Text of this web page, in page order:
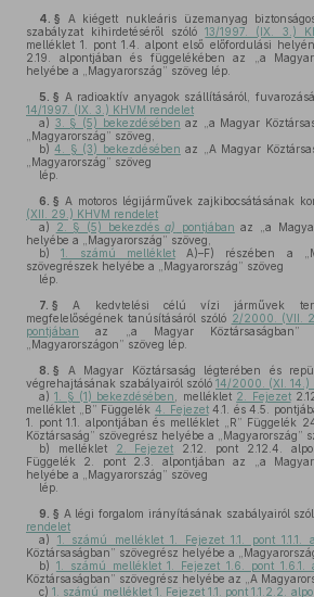
4. § A kiégett nukleáris üzemanyag
szabályzat kihirdetéséről szóló13/1997. (IX. 3.)
melléklet 1. pont 1.4. alpont első előfordulási
2.19. alpontjában és függelékében az „a Magyar
helyébe a „Magyarország” szöveg lép.
5. § A radioaktív anyagok szállításáról,
14/1997. (IX. 3.) KHVM rendelet
a) 3. § (5) bekezdésében az „a Magyar
„Magyarország” szöveg,
b) 4. § (3) bekezdésében az „A Magyar
„Magyarország” szöveg
lép.
6. § A motoros légijárművek zajkibocsátásának
(XII. 29.) KHVM rendelet
a)
2. § (5) bekezdésa) pontjában az „a
helyébe a „Magyarország” szöveg,
b)
1. számú mellékletA)–F) részében a
szövegrészek helyébe a „Magyarország” szöveg
lép.
7. § A kedvtelési célú vízi járművek
megfelelőségének tanúsításáról szóló 2/2000. (VII.
pontjában az „a Magyar Köztársaságban”
„Magyarországon” szöveg lép.
8. § A Magyar Köztársaság légterében és
végrehajtásának szabályairól szóló 14/2000. (XI. 14.)
a) 1. § (1) bekezdésében , melléklet 2. Fejezet
melléklet „B” Függelék 4. Fejezet4.1. és 4.5.
1. pont 1.1. alpontjában és melléklet „R” Függelék
Köztársaság” szövegrész helyébe a „Magyarország”
b) melléklet 2. Fejezet 2.12. pont 2.12.4.
Függelék 2. pont 2.3. alpontjában az „a Magyar
helyébe a „Magyarország” szöveg
lép.
9. § A légi forgalom irányításának szabályairól
rendelet
a)
1. számú melléklet 1. Fejezet 1.1. pont 1.1.1.
Köztársaságban” szövegrész helyébe a
b) 1. számú melléklet 1. Fejezet 1.6. pont 1.6.1.
Köztársaságban” szövegrész helyébe az „A
c) 1. számú melléklet 1. Fejezet 1.1. pont 1.1.2.2.